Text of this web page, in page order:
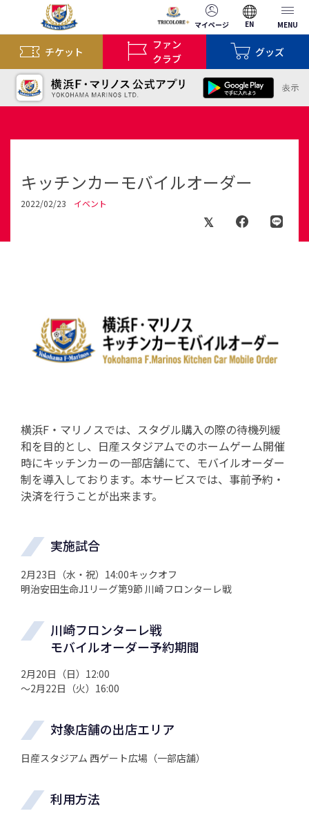
マイページ EN MENU
チケット
ファン
クラブ
グッズ
キッチンカーモバイルオーダー
2022/02/23 イベント
横浜F・マリノスでは、スタグル購入の際の待機列緩
和を目的とし、日産スタジアムでのホームゲーム開催
時にキッチンカーの一部店舗にて、モバイルオーダー
制を導入しております。本サービスでは、事前予約・
決済を行うことが出来ます。
実施試合
2月23日（水・祝）14:00キックオフ
明治安田生命J1リーグ第9節 川崎フロンターレ戦
川崎フロンターレ戦
モバイルオーダー予約期間
2月20日（日）12:00
～2月22日（火）16:00
対象店舗の出店エリア
日産スタジアム 西ゲート広場（一部店舗）
利用方法